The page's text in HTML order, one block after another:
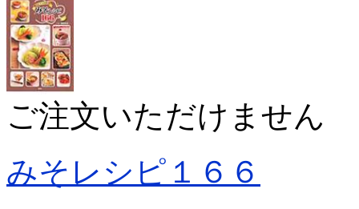
ご注文いただけません
みそレシピ１６６